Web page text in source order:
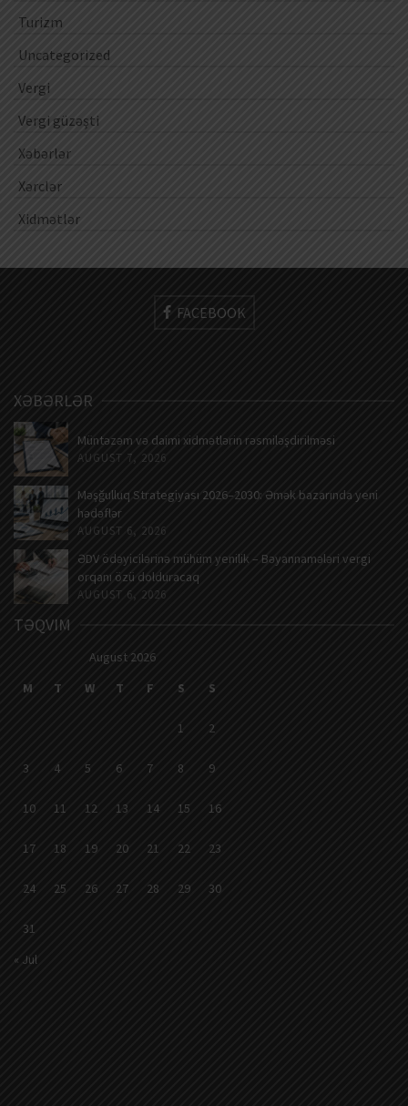
Turizm
Uncategorized
Vergi
Vergi güzəşti
Xəbərlər
Xərclər
Xidmətlər
FACEBOOK
XƏBƏRLƏR
Müntəzəm və daimi xidmətlərin rəsmiləşdirilməsi
AUGUST 7, 2026
Məşğulluq Strategiyası 2026–2030: Əmək bazarında yeni
hədəflər
AUGUST 6, 2026
ƏDV ödəyicilərinə mühüm yenilik – Bəyannamələri vergi
orqanı özü dolduracaq
AUGUST 6, 2026
TƏQVIM
August 2026
M
T W T F S S
1 2
3 4 5 6 7 8 9
10 11 12 13 14 15 16
17 18 19 20 21 22 23
24 25 26 27 28 29 30
31
« Jul